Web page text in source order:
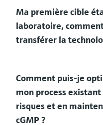
Ma première cible
laboratoire,
transférer la
Comment puis-je
mon process
risques et en
cGMP ?